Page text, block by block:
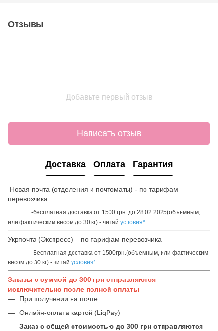
Отзывы
Добавьте первый отзыв
Написать отзыв
Доставка Оплата Гарантия
Новая почта (отделения и почтоматы) - по тарифам
перевозчика
-бесплатная доставка от 1500 грн. до 28.02.2025(объемным,
или фактическим весом до 30 кг) - читай условия*
Укрпочта (Экспресс) – по тарифам перевозчика
-Бесплатная доставка от 1500грн.(объемным, или фактическим
весом до 30 кг) - читай условия*
Заказы с суммой до 300 грн отправляются
исключительно после полной оплаты
При получении на почте
Онлайн-оплата картой (LiqPay)
Заказ с общей стоимостью до 300 грн отправляются